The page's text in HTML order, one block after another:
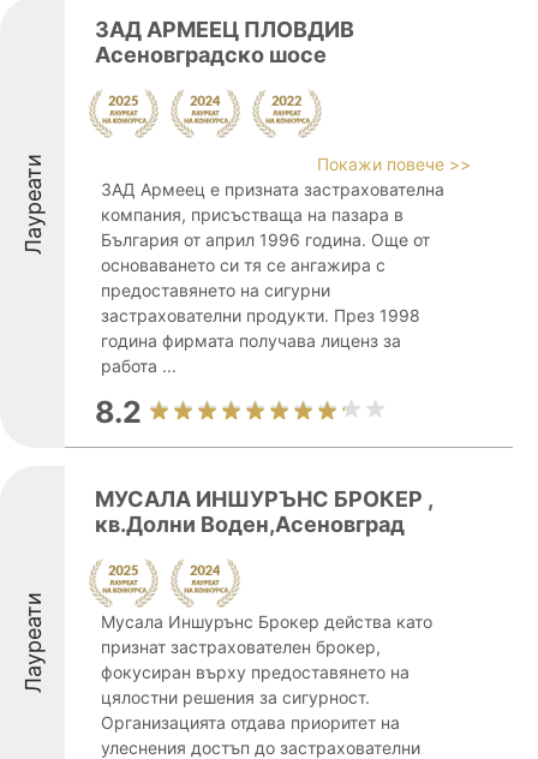
Лауреати
ЗАД АРМЕЕЦ ПЛОВДИВ
Асеновградско шосе
Покажи повече >>
ЗАД Армеец е призната застрахователна
компания, присъстваща на пазара в
България от април 1996 година. Още от
основаването си тя се ангажира с
предоставянето на сигурни
застрахователни продукти. През 1998
година фирмата получава лиценз за
работа ...
8.2
Лауреати
МУСАЛА ИНШУРЪНС БРОКЕР ,
кв.Долни Воден,Асеновград
Мусала Иншурънс Брокер действа като
признат застрахователен брокер,
фокусиран върху предоставянето на
цялостни решения за сигурност.
Организацията отдава приоритет на
улеснения достъп до застрахователни